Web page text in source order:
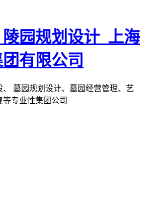
墓园规划设计、墓园经营管理、艺
专业性集团公司